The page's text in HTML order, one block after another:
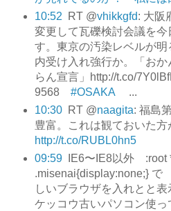
10:52
RT @vhikkgfd: 大阪
変更して瓦礫検討会議を
す。東京の汚染レベルが
内受け入れ強行か。「お
らん宣言」http://t.co/
9568 #OSAKA
...
10:30
RT @naagita: 福島
豊富。これは観ておいた方
http://t.co/RUBL0hn5
09:59
IE6〜IE8以外 :root
.misenai{display:none;}
しいブラウザを入れとと
ケッコウ古いパソコン使